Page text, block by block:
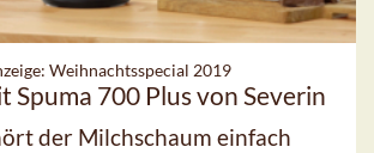
Weihnachtsspecial 2019
Spuma 700 Plus von Severin
der Milchschaum einfach